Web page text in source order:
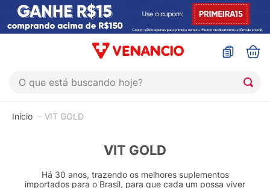
O que está buscando hoje?
VIT GOLD
VIT GOLD
Há 30 anos, trazendo os melhores suplementos
importados para o Brasil, para que cada um possa viver
sinustrat